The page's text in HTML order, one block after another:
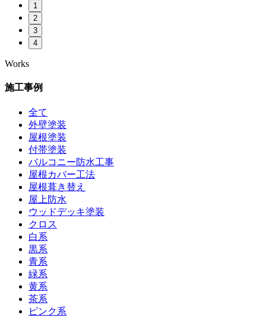
1
2
3
4
Works
施工事例
全て
外壁塗装
屋根塗装
付帯塗装
バルコニー防水工事
屋根カバー工法
屋根葺き替え
屋上防水
ウッドデッキ塗装
クロス
白系
黒系
青系
緑系
黄系
茶系
ピンク系